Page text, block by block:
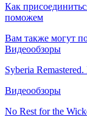
Как
поможем
Вам также могут
Видеообзоры
Syberia
Видеообзоры
No Rest for the